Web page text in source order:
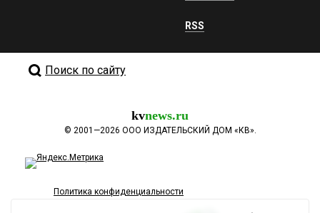
RSS
Поиск по сайту
kvnews.ru
© 2001—2026 ООО ИЗДАТЕЛЬСКИЙ ДОМ «КВ».
Политика конфиденциальности